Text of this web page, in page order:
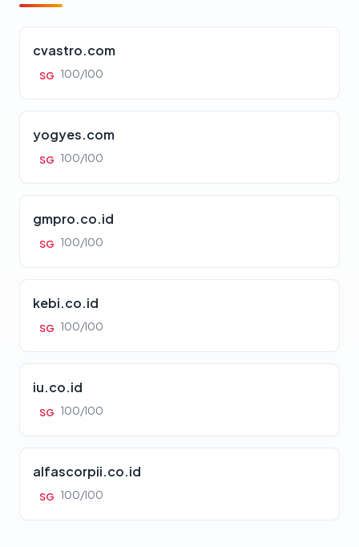
cvastro.com
SG 100/100
yogyes.com
SG 100/100
gmpro.co.id
SG 100/100
kebi.co.id
SG 100/100
iu.co.id
SG 100/100
alfascorpii.co.id
SG 100/100